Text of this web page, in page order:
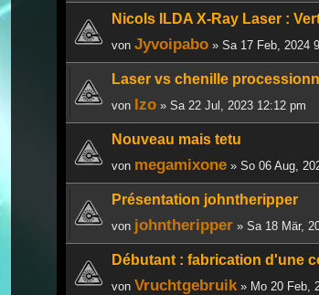
Nicols ILDA X-Ray Laser :
von Jyvoipabo » Sa 17 Feb, 2024
Laser vs chenille
von Izo » Sa 22 Jul, 2023 12:12 pm
Nouveau mais tetu
von megamixone » So 06 Aug,
Présentation johntheripper
von johntheripper » Sa 18 Mär,
Débutant : fabrication d'une
von Vruchtgebruik » Mo 20 Feb,